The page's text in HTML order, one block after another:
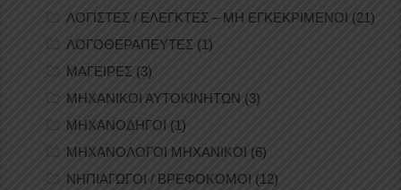
ΛΟΓΙΣΤΕΣ / ΕΛΕΓΚΤΕΣ – ΜΗ ΕΓΚΕΚΡΙΜΕΝΟΙ (21)
ΛΟΓΟΘΕΡΑΠΕΥΤΕΣ (1)
ΜΑΓΕΙΡΕΣ (3)
ΜΗΧΑΝΙΚΟΙ ΑΥΤΟΚΙΝΗΤΩΝ (3)
ΜΗΧΑΝΟΔΗΓΟΙ (1)
ΜΗΧΑΝΟΛΟΓΟΙ ΜΗΧΑΝΙΚΟΙ (6)
ΝΗΠΙΑΓΩΓΟΙ / ΒΡΕΦΟΚΟΜΟΙ (12)